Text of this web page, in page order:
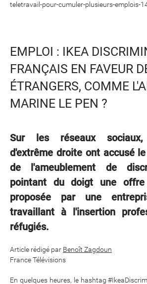
teletravail-pour-cumuler-plusieurs-emplois-
EMPLOI : IKEA
FRANÇAIS EN FAVEUR
ÉTRANGERS, COMME
MARINE LE PEN ?
Sur les réseaux
d'extrême droite ont accusé
de l'ameublement de
pointant du doigt une
proposée par une
travaillant à l'insertion
réfugiés.
Article rédigé par Benoît Zagdoun
France Télévisions
En quelques heures, le hashtag